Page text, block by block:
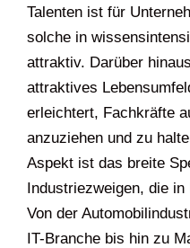
Talenten ist für
solche in
attraktiv. Darüber
attraktives
erleichtert, Fachkräfte
anzuziehen und zu
Aspekt ist das breite
Industriezweigen, die
Von der
IT-Branche bis hin zu